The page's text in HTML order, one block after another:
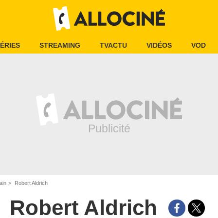
STREAMING TVACTU VIDÉOS VOD
Robert Aldrich
Robert Aldrich